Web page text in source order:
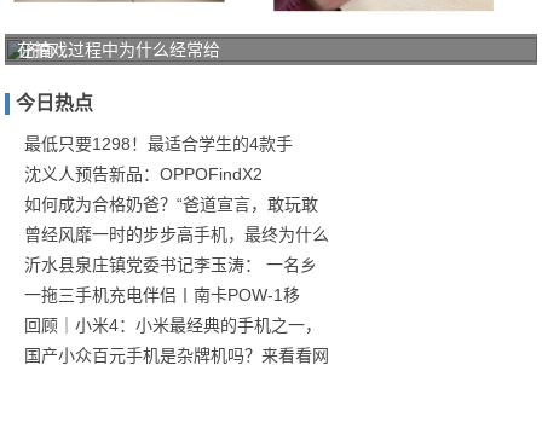
济南
风湿
病医
院"三
阶
在拍戏过程中为什么经常给
今日热点
最低只要1298！最适合学生的4款手
沈义人预告新品：OPPOFindX2
如何成为合格奶爸？“爸道宣言，敢玩敢
曾经风靡一时的步步高手机，最终为什么
沂水县泉庄镇党委书记李玉涛： 一名乡
一拖三手机充电伴侣丨南卡POW-1移
回顾｜小米4：小米最经典的手机之一，
国产小众百元手机是杂牌机吗？来看看网